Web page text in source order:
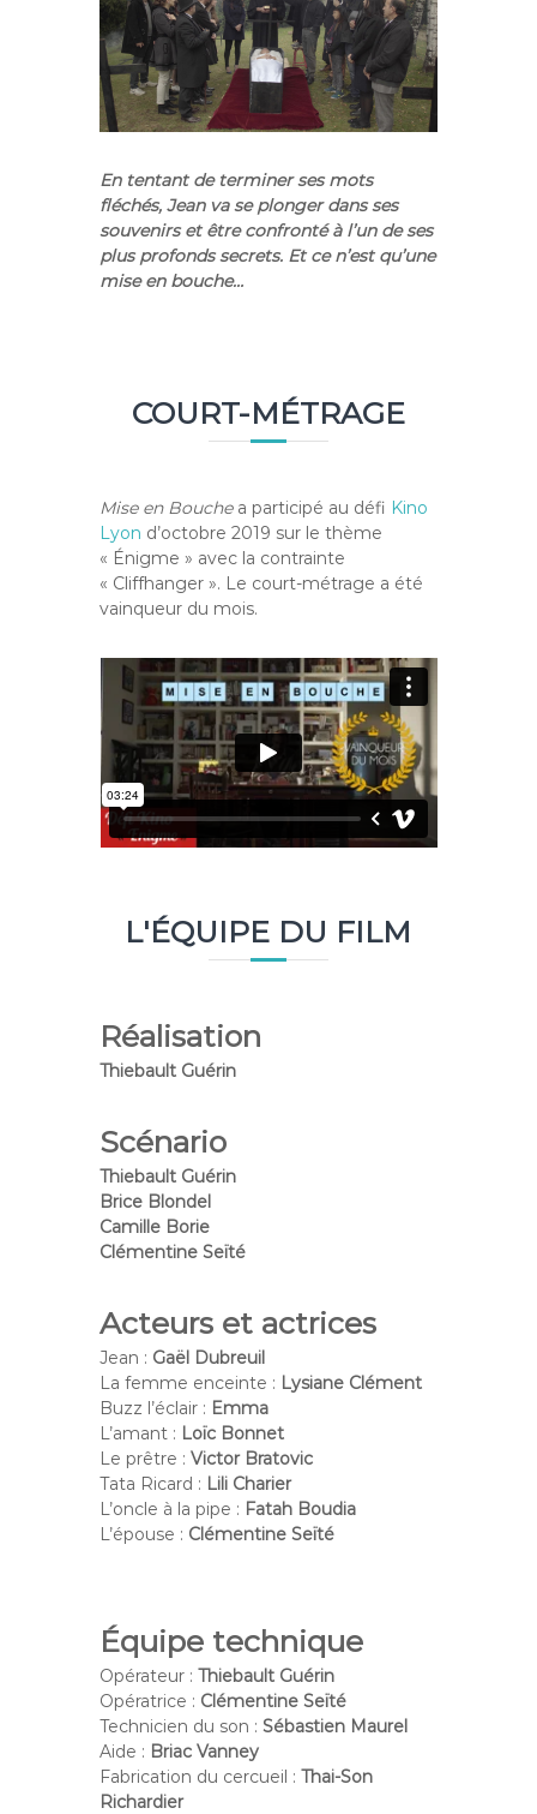
En tentant de terminer ses mots
fléchés, Jean va se plonger dans ses
souvenirs et être confronté à l’un de ses
plus profonds secrets. Et ce n’est qu’une
mise en bouche…
COURT-MÉTRAGE
Mise en Bouchea participé au défi Kino
Lyon d’octobre 2019 sur le thème
« Énigme » avec la contrainte
« Cliffhanger ». Le court-métrage a été
vainqueur du mois.
L'ÉQUIPE DU FILM
Réalisation
Thiebault Guérin
Scénario
Thiebault Guérin
Brice Blondel
Camille Borie
Clémentine Seïté
Acteurs et actrices
Jean : Gaël Dubreuil
La femme enceinte : Lysiane Clément
Buzz l’éclair : Emma
L’amant : Loïc Bonnet
Le prêtre :Victor Bratovic
Tata Ricard : Lili Charier
L’oncle à la pipe : Fatah Boudia
L’épouse : Clémentine Seïté
Équipe technique
Opérateur :Thiebault Guérin
Opératrice : Clémentine Seïté
Technicien du son :Sébastien Maurel
Aide : Briac Vanney
Fabrication du cercueil :Thai-Son
Richardier